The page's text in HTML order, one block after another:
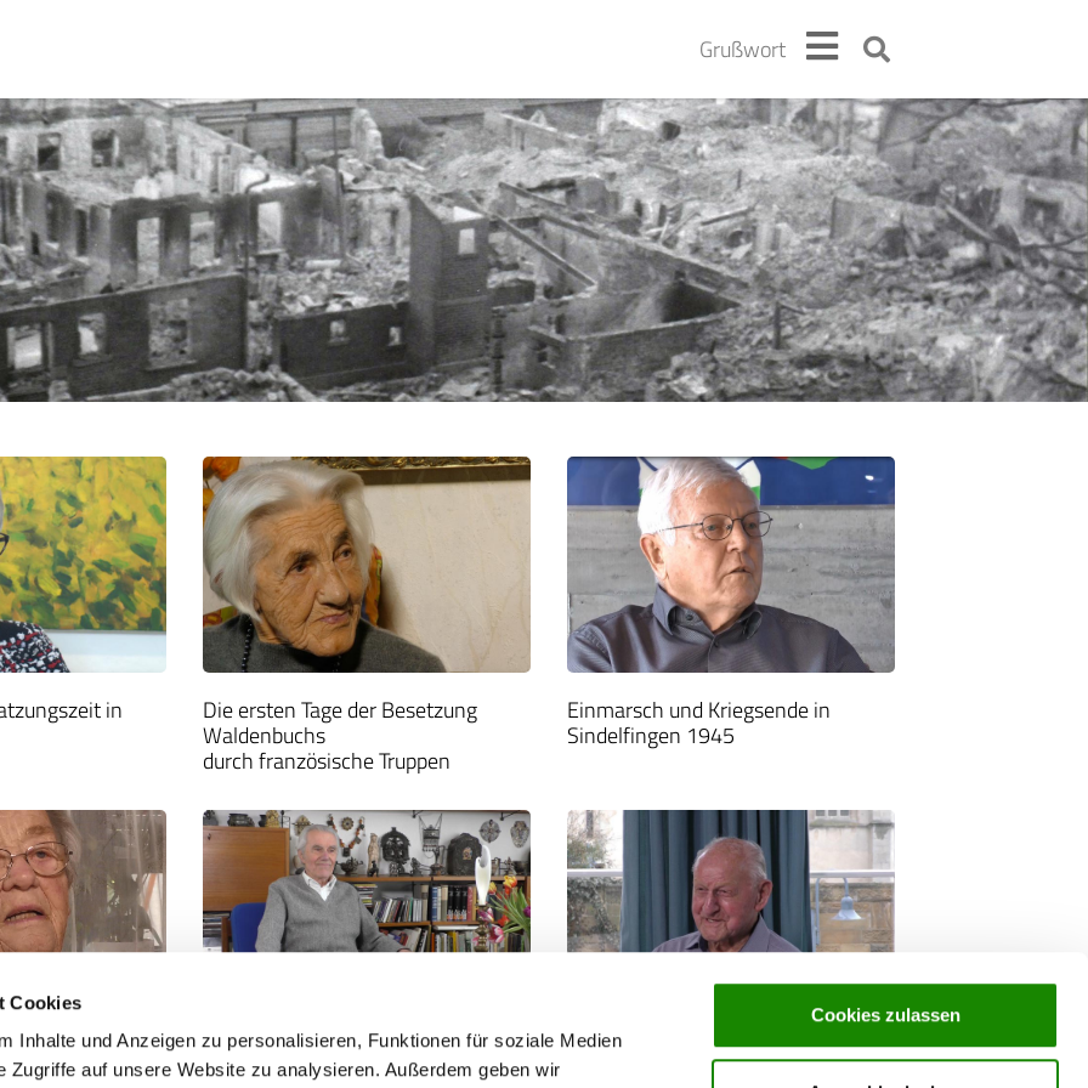
Cookies
Inhalte und Anzeigen zu personalisieren, Funktionen für soziale Medien
Zugriffe auf unsere Website zu analysieren. Außerdem geben wir
Cookies zulassen
Grußwort
in Die ersten Tage der Besetzung
Waldenbuchs
durch französische Truppen
Einmarsch und Kriegsende in
Sindelfingen 1945
Ausländische Rundfunksender Als Sechzehnjähriger auf dem Weg